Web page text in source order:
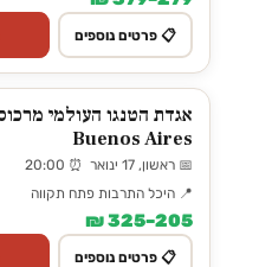
📋 פרטים נוספים
Buenos Aires
📅 ראשון, 17 ינואר ⏰ 20:00
📍 היכל התרבות פתח תקווה
205–325 ₪
📋 פרטים נוספים